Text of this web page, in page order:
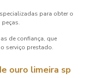
para obter o
de confiança, que
serviço prestado.
ouro limeira sp